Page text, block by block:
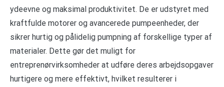
ydeevne og maksimal produktivitet. De er udstyret med
kraftfulde motorer og avancerede pumpeenheder, der
sikrer hurtig og pålidelig pumpning af forskellige typer af
materialer. Dette gør det muligt for
entreprenørvirksomheder at udføre deres arbejdsopgaver
hurtigere og mere effektivt, hvilket resulterer i